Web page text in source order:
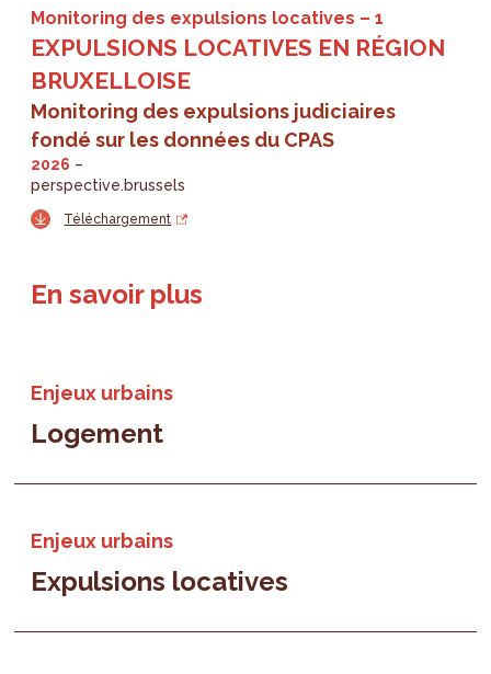
Monitoring des expulsions locatives 1
EXPULSIONS LOCATIVES EN RÉGION
BRUXELLOISE
Monitoring des expulsions judiciaires
fondé sur les données du CPAS
2026
perspective.brussels
Téléchargement
En savoir plus
Enjeux urbains
Logement
Enjeux urbains
Expulsions locatives